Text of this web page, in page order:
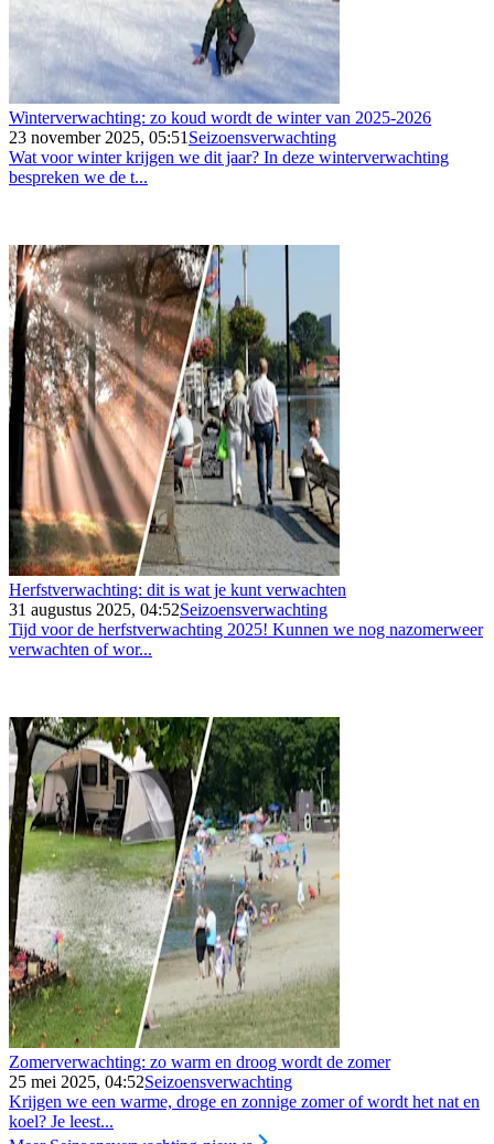
Winterverwachting: zo koud wordt de winter van 2025-2026
23 november 2025, 05:51 Seizoensverwachting
Wat voor winter krijgen we dit jaar? In deze winterverwachting
bespreken we de t...
Herfstverwachting: dit is wat je kunt verwachten
31 augustus 2025, 04:52Seizoensverwachting
Tijd voor de herfstverwachting 2025! Kunnen we nog nazomerweer
verwachten of wor...
Zomerverwachting: zo warm en droog wordt de zomer
25 mei 2025, 04:52Seizoensverwachting
Krijgen we een warme, droge en zonnige zomer of wordt het nat en
koel? Je leest...